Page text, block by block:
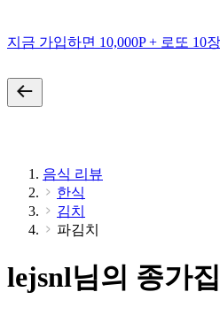
지금 가입하면 10,000P + 로또 10
음식 리뷰
한식
김치
파김치
lejsnl님의 종가